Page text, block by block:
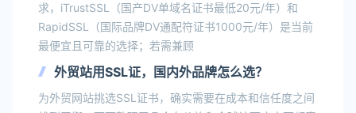
求，iTrustSSL（国产DV单域名证书最低20元/年）和
RapidSSL（国际品牌DV通配符证书1000元/年）是当前
最便宜且可靠的选择；若需兼顾
外贸站用SSL证，国内外品牌怎么选？
为外贸网站挑选SSL证书，确实需要在成本和信任度之间